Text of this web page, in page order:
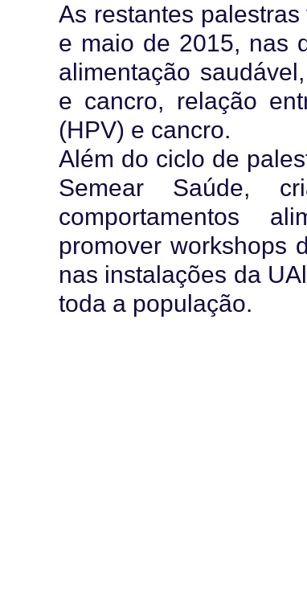
As restantes
e maio de 2015, nas
alimentação
e cancro, relação
(HPV) e cancro.
Além do ciclo de
Semear Saúde,
comportamentos
promover workshops
nas instalações da
toda a população.